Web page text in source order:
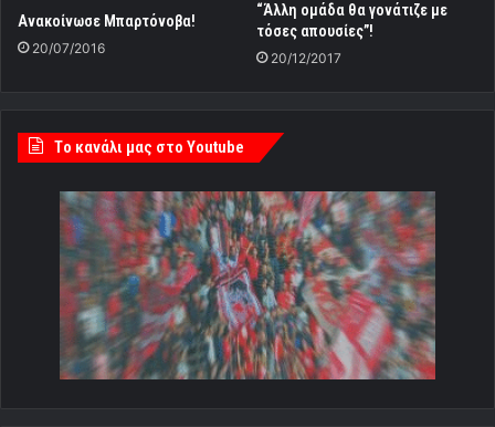
Ανακοίνωσε Μπαρτόνοβα!
20/07/2016
“Άλλη ομάδα θα γονάτιζε με
τόσες απουσίες”!
20/12/2017
Tο κανάλι μας στο Youtube